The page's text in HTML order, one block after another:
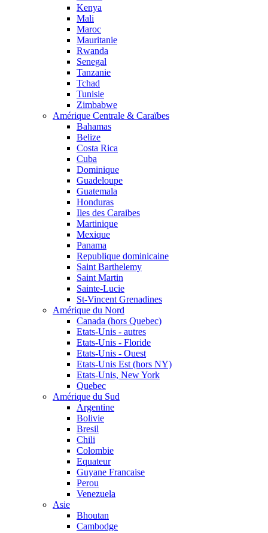
Kenya
Mali
Maroc
Mauritanie
Rwanda
Senegal
Tanzanie
Tchad
Tunisie
Zimbabwe
Amérique Centrale & Caraïbes
Bahamas
Belize
Costa Rica
Cuba
Dominique
Guadeloupe
Guatemala
Honduras
Iles des Caraibes
Martinique
Mexique
Panama
Republique dominicaine
Saint Barthelemy
Saint Martin
Sainte-Lucie
St-Vincent Grenadines
Amérique du Nord
Canada (hors Quebec)
Etats-Unis - autres
Etats-Unis - Floride
Etats-Unis - Ouest
Etats-Unis Est (hors NY)
Etats-Unis, New York
Quebec
Amérique du Sud
Argentine
Bolivie
Bresil
Chili
Colombie
Equateur
Guyane Francaise
Perou
Venezuela
Asie
Bhoutan
Cambodge